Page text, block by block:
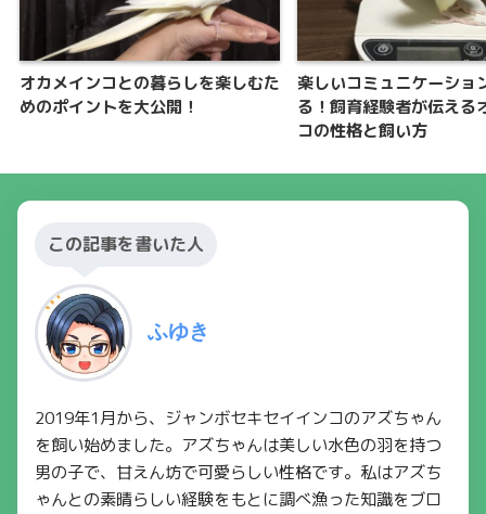
オカメインコとの暮らしを楽しむた
めのポイントを大公開！
楽しいコミュニケーショ
る！飼育経験者が伝える
コの性格と飼い方
この記事を書いた人
ふゆき
2019年1月から、ジャンボセキセイインコのアズちゃん
を飼い始めました。アズちゃんは美しい水色の羽を持つ
男の子で、甘えん坊で可愛らしい性格です。私はアズち
ゃんとの素晴らしい経験をもとに調べ漁った知識をブロ